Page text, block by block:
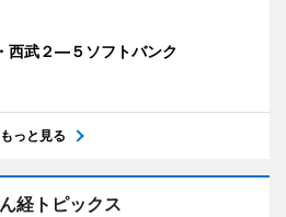
西武２―５ソフトバンク
もっと見る
経トピックス